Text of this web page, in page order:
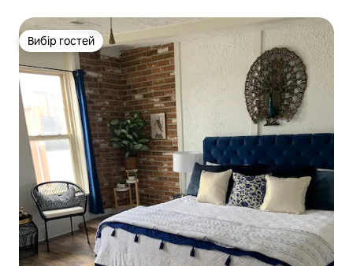
Вибір гостей
Вибір гостей